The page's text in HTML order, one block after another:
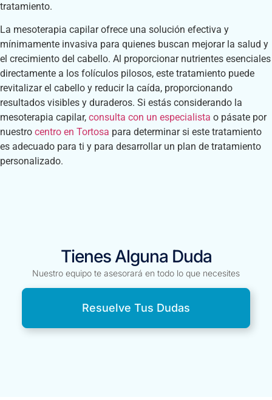
tratamiento.
La mesoterapia capilar ofrece una solución efectiva y
mínimamente invasiva para quienes buscan mejorar la salud y
el crecimiento del cabello. Al proporcionar nutrientes esenciales
directamente a los folículos pilosos, este tratamiento puede
revitalizar el cabello y reducir la caída, proporcionando
resultados visibles y duraderos. Si estás considerando la
mesoterapia capilar, consulta con un especialista o pásate por
nuestro centro en Tortosa para determinar si este tratamiento
es adecuado para ti y para desarrollar un plan de tratamiento
personalizado.
Tienes Alguna Duda
Nuestro equipo te asesorará en todo lo que necesites
Resuelve Tus Dudas